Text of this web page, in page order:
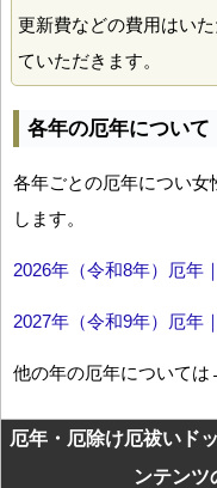
更新費などの費用はい
ていただきます。
各年の厄年について
各年ごとの厄年につい
します。
2026年（令和8年）厄年
2027年（令和9年）厄年
他の年の厄年について
厄年・厄除け厄祓いド
ンテンツ